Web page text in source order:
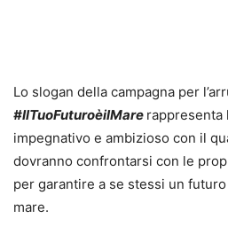
Lo slogan della campagna per
#IlTuoFuturoèilMare rappresenta
impegnativo e ambizioso con il
dovranno confrontarsi con le
per garantire a se stessi un
mare.